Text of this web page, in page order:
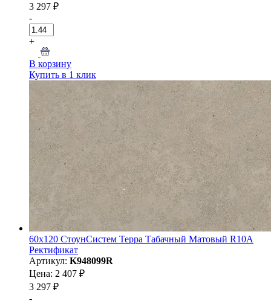
3 297 ₽
-
+
В корзину
Купить в 1 клик
60x120 СтоунСистем Терра Табачный Матовый R10A
Ректификат
Артикул: K948099R
Цена: 2 407 ₽
3 297 ₽
-